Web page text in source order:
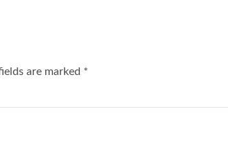
are marked *